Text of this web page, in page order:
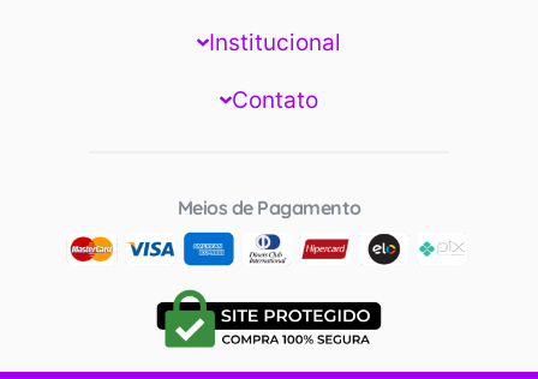
Institucional
Contato
Meios de Pagamento